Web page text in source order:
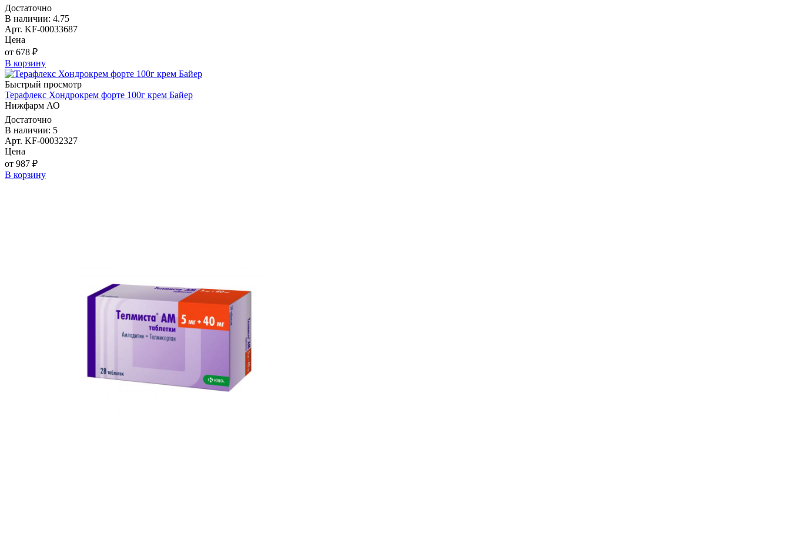
Достаточно
В наличии: 4.75
Арт. KF-00033687
Цена
от 678 ₽
В корзину
Быстрый просмотр
Терафлекс Хондрокрем форте 100г крем Байер
Нижфарм АО
Достаточно
В наличии: 5
Арт. KF-00032327
Цена
от 987 ₽
В корзину